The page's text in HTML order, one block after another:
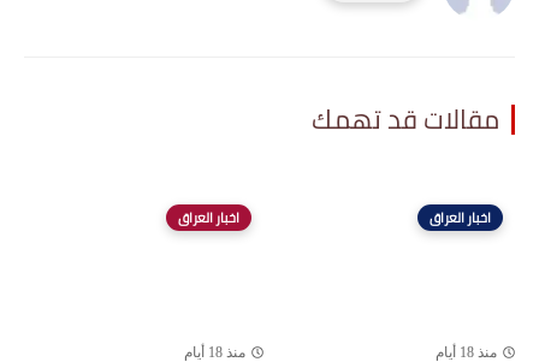
مقالات قد تهمك
اخبار العراق
منذ 18 أيام
اخبار العراق
منذ 18 أيام